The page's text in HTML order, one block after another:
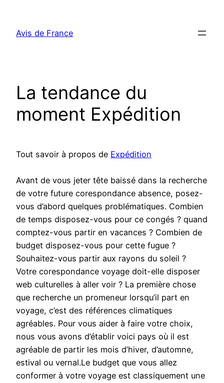
contenu
Avis de France
La tendance du
moment Expédition
Tout savoir à propos de Expédition
Avant de vous jeter tête baissé dans la recherche
de votre future corespondance absence, posez-
vous d’abord quelques problématiques. Combien
de temps disposez-vous pour ce congés ? quand
comptez-vous partir en vacances ? Combien de
budget disposez-vous pour cette fugue ?
Souhaitez-vous partir aux rayons du soleil ?
Votre corespondance voyage doit-elle disposer
web culturelles à aller voir ? La première chose
que recherche un promeneur lorsqu’il part en
voyage, c’est des références climatiques
agréables. Pour vous aider à faire votre choix,
nous vous avons d’établir voici pays où il est
agréable de partir les mois d’hiver, d’automne,
estival ou vernal.Le budget que vous allez
conformer à votre voyage est classiquement une